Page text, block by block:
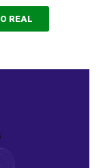
REAL